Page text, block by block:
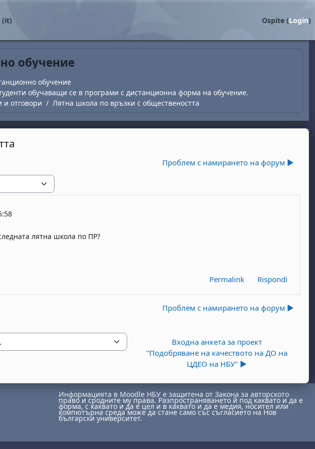
‎(it)‎ Ospite (Login)
обучение
обучение
обучаващи се в програми с дистанционна форма на обучение.
отговори
Лятна школа по връзки с обществеността
Проблем с намирането на форум ▶︎
лятна школа по ПР?
Permalink Rispondi
Проблем с намирането на форум ▶︎
Входна анкета за проект
"Подобряване на качеството на ДО на
ЦДЕО на НБУ" ▶︎
Информацията в Moodle НБУ е защитена от Закона за авторското
право и сродните му права. Разпространяването й под каквато и да е
форма, с каквато и да е цел и в каквато и да е медия, носител или
компютърна среда може да стане само със съгласието на Нов
български университет.